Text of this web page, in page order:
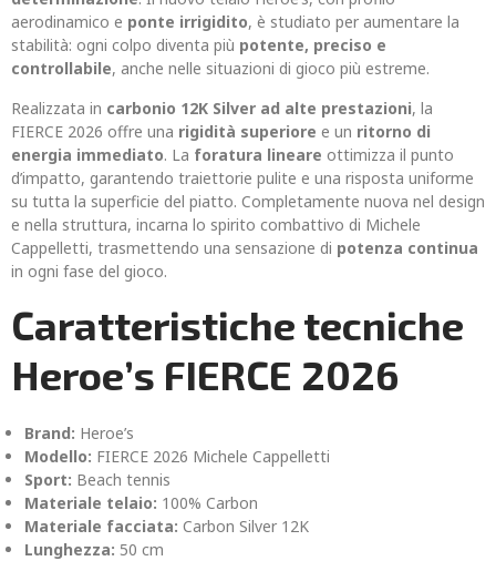
aerodinamico e ponte irrigidito, è studiato per aumentare la
stabilità: ogni colpo diventa più potente, preciso e
controllabile, anche nelle situazioni di gioco più estreme.
Realizzata in carbonio 12K Silver ad alte prestazioni, la
FIERCE 2026 offre una rigidità superiore e un ritorno di
energia immediato. La foratura lineare ottimizza il punto
d’impatto, garantendo traiettorie pulite e una risposta uniforme
su tutta la superficie del piatto. Completamente nuova nel design
e nella struttura, incarna lo spirito combattivo di Michele
Cappelletti, trasmettendo una sensazione di potenza continua
in ogni fase del gioco.
Caratteristiche tecniche
Heroe’s FIERCE 2026
Brand: Heroe’s
Modello: FIERCE 2026 Michele Cappelletti
Sport: Beach tennis
Materiale telaio: 100% Carbon
Materiale facciata: Carbon Silver 12K
Lunghezza: 50 cm